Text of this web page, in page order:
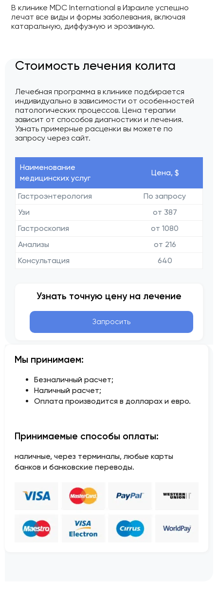
В клинике MDC International в Израиле успешно
лечат все виды и формы заболевания, включая
катаральную, диффузную и эрозивную.
Стоимость лечения колита
Лечебная программа в клинике подбирается
индивидуально в зависимости от особенностей
патологических процессов. Цена терапии
зависит от способов диагностики и лечения.
Узнать примерные расценки вы можете по
запросу через сайт.
Наименование
медицинских услуг
Цена, $
Гастроэнтерология
По запросу
Узи
от 387
Гастроскопия
от 1080
Анализы
от 216
Консультация
640
Узнать точную цену на лечение
Запросить
Мы принимаем:
Безналичный расчет;
Наличный расчет;
Оплата производится в долларах и евро.
Принимаемые способы оплаты:
наличные, через терминалы, любые карты
банков и банковские переводы.